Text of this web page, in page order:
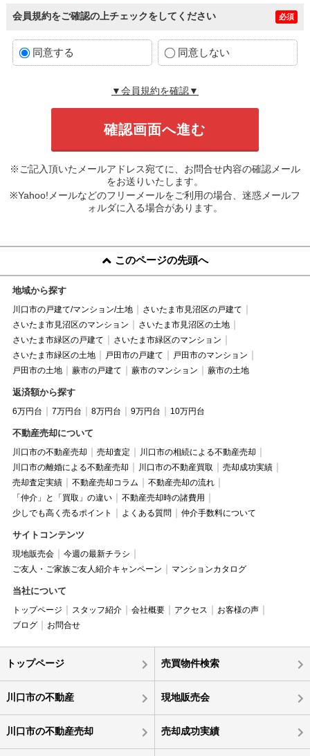
会員規約をご確認の上チェックをしてください 必須
同意する 同意しない
▼会員規約を確認▼
※ご記入頂いたメールアドレス宛てに、お問合せ内容の確認メール
をお送りいたします。
※Yahoo!メールなどのフリーメールをご利用の場合、迷惑メールフ
ォルダに入る場合があります。
このページの先頭へ
地域から探す
川口市の戸建て/マンション/土地
さいたま市見沼区の戸建て
さいたま市見沼区のマンション
さいたま市見沼区の土地
さいたま市緑区の戸建て
さいたま市緑区のマンション
さいたま市緑区の土地
戸田市の戸建て
戸田市のマンション
戸田市の土地
蕨市の戸建て 蕨市のマンション 蕨市の土地
返済額から探す
6万円台 7万円台 8万円台 9万円台 10万円台
不動産売却について
川口市の不動産売却 売却査定
川口市の相続による不動産売却
川口市の離婚による不動産売却
川口市の不動産買取
売却成功実績
売却査定実績
不動産売却コラム
不動産売却の流れ
「仲介」と「買取」の違い
不動産売却時の諸費用
少しでも高く売るポイント
よくある質問 仲介手数料について
サイトコンテンツ
現地販売会
今週の最新チラシ
ご友人・ご家族ご友人紹介キャンペーン
マンションカタログ
当社について
トップページ スタッフ紹介 会社概要 アクセス
お客様の声
ブログ
お問合せ
トップページ 売買物件検索
川口市の不動産 現地販売会
川口市の不動産売却 売却成功実績